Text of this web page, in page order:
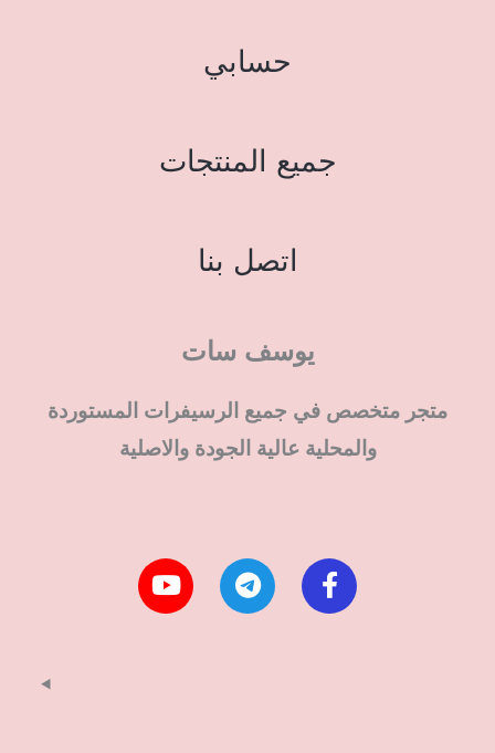
حسابي
جميع المنتجات
اتصل بنا
يوسف سات
متجر متخصص في جميع الرسيفرات المستوردة
والمحلية عالية الجودة والاصلية